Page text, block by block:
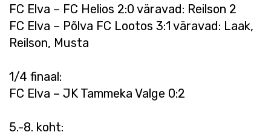
FC Elva – FC Helios 2:0 väravad: Reilson 2
FC Elva – Põlva FC Lootos 3:1 väravad: Laak,
Reilson, Musta
1/4 finaal:
FC Elva – JK Tammeka Valge 0:2
5.-8. koht: